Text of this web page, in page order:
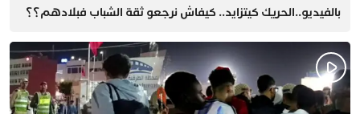
بالفيديو..الحريك كيتزايد.. كيفاش نرجعو ثقة الشباب فبلادهم؟؟